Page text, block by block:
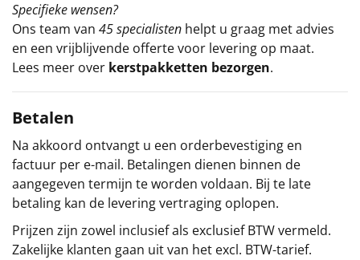
Specifieke wensen?
Ons team van 45 specialisten helpt u graag met advies
en een vrijblijvende offerte voor levering op maat.
Lees meer over kerstpakketten bezorgen.
Betalen
Na akkoord ontvangt u een orderbevestiging en
factuur per e-mail. Betalingen dienen binnen de
aangegeven termijn te worden voldaan. Bij te late
betaling kan de levering vertraging oplopen.
Prijzen zijn zowel inclusief als exclusief BTW vermeld.
Zakelijke klanten gaan uit van het excl. BTW-tarief.